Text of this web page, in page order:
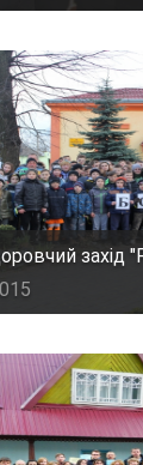
захід